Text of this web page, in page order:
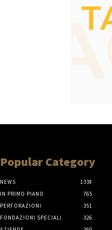
Popular Category
NEWS
1338
IN PRIMO PIANO
765
PERFORAZIONI
351
FONDAZIONI SPECIALI
326